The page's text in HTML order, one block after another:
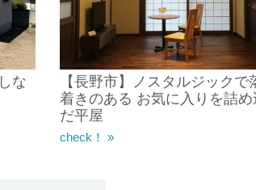
な
【長野市】ノスタルジックで
着きのある お気に入りを詰
だ平屋
check！ »